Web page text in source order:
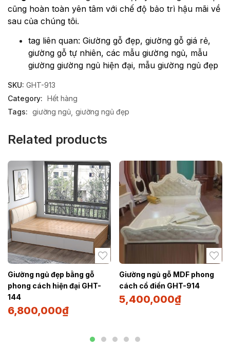
cũng hoàn toàn yên tâm với chế độ bảo trì hậu mãi về
sau của chúng tôi.
tag liên quan: Giường gỗ đẹp, giường gỗ giá rẻ,
giường gỗ tự nhiên, các mẫu giường ngủ, mẫu
giường giường ngủ hiện đại, mẫu giường ngủ đẹp
SKU: GHT-913
Category: Hết hàng
Tags: giường ngủ giường ngủ đẹp
Related products
Giường ngủ đẹp bằng gỗ
phong cách hiện đại GHT-
144
6,800,000₫
Giường ngủ gỗ MDF phong
cách cổ điển GHT-914
5,400,000₫